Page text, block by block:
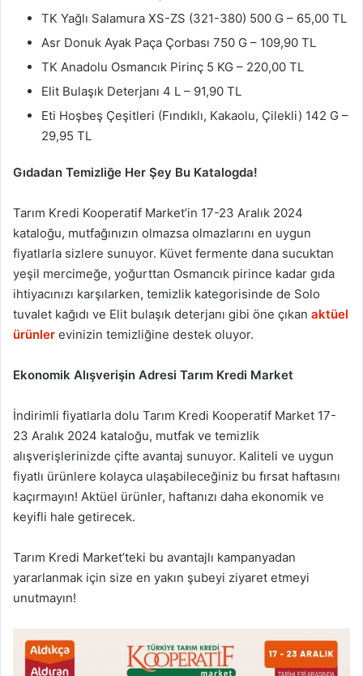
TK Yağlı Salamura XS-ZS (321-380) 500 G – 65,00 TL
Asr Donuk Ayak Paça Çorbası 750 G – 109,90 TL
TK Anadolu Osmancık Pirinç 5 KG – 220,00 TL
Elit Bulaşık Deterjanı 4 L – 91,90 TL
Eti Hoşbeş Çeşitleri (Fındıklı, Kakaolu, Çilekli) 142 G –
29,95 TL
Gıdadan Temizliğe Her Şey Bu Katalogda!
Tarım Kredi Kooperatif Market’in 17-23 Aralık 2024
kataloğu, mutfağınızın olmazsa olmazlarını en uygun
fiyatlarla sizlere sunuyor. Küvet fermente dana sucuktan
yeşil mercimeğe, yoğurttan Osmancık pirince kadar gıda
ihtiyacınızı karşılarken, temizlik kategorisinde de Solo
tuvalet kağıdı ve Elit bulaşık deterjanı gibi öne çıkan aktüel
ürünler evinizin temizliğine destek oluyor.
Ekonomik Alışverişin Adresi Tarım Kredi Market
İndirimli fiyatlarla dolu Tarım Kredi Kooperatif Market 17-
23 Aralık 2024 kataloğu, mutfak ve temizlik
alışverişlerinizde çifte avantaj sunuyor. Kaliteli ve uygun
fiyatlı ürünlere kolayca ulaşabileceğiniz bu fırsat haftasını
kaçırmayın! Aktüel ürünler, haftanızı daha ekonomik ve
keyifli hale getirecek.
Tarım Kredi Market’teki bu avantajlı kampanyadan
yararlanmak için size en yakın şubeyi ziyaret etmeyi
unutmayın!